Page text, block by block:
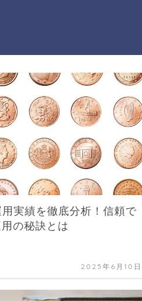
実績を徹底分析！信頼で
の秘訣とは
2025年6月10日